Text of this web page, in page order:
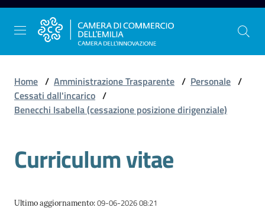
Vai al contenuto
Vai alla navigazione
Vai al footer
dell'Emilia
Gestire
l'impresa
Home / Amministrazione Trasparente / Personale /
Cessati dall'incarico /
Benecchi Isabella (cessazione posizione dirigenziale)
Curriculum vitae
Ultimo aggiornamento:09-06-2026 08:21